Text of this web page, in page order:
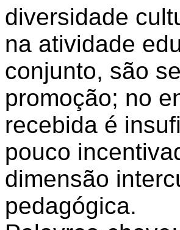
diversidade
na atividade
conjunto, são
promoção; no
recebida é
pouco
dimensão
pedagógica.